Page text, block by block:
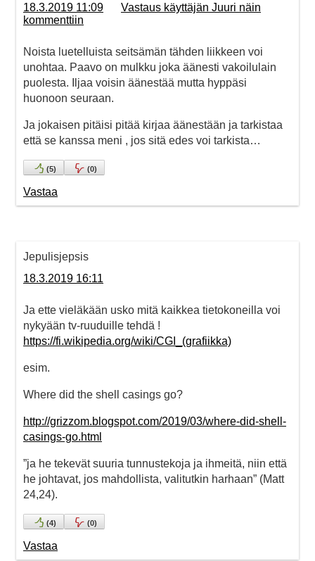
18.3.2019 11:09
Vastaus käyttäjän Juuri näin
kommenttiin
Noista luetelluista seitsämän tähden liikkeen voi
unohtaa. Paavo on mulkku joka äänesti vakoilulain
puolesta. Iljaa voisin äänestää mutta hyppäsi
huonoon seuraan.
Ja jokaisen pitäisi pitää kirjaa äänestään ja tarkistaa
että se kanssa meni , jos sitä edes voi tarkista…
(5) (0)
Vastaa
Jepulisjepsis
18.3.2019 16:11
Ja ette vieläkään usko mitä kaikkea tietokoneilla voi
nykyään tv-ruuduille tehdä !
https://fi.wikipedia.org/wiki/CGI_(grafiikka)
esim.
Where did the shell casings go?
http://grizzom.blogspot.com/2019/03/where-did-shell-
casings-go.html
”ja he tekevät suuria tunnustekoja ja ihmeitä, niin että
he johtavat, jos mahdollista, valitutkin harhaan” (Matt
24,24).
(4) (0)
Vastaa